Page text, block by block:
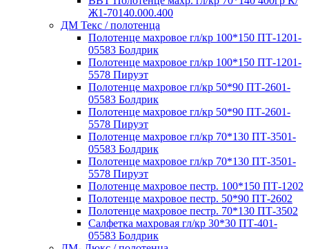
Ж1-70140.000.400
ДМ Текс / полотенца
Полотенце махровое гл/кр 100*150 ПТ-1201-
05583 Болдрик
Полотенце махровое гл/кр 100*150 ПТ-1201-
5578 Пируэт
Полотенце махровое гл/кр 50*90 ПТ-2601-
05583 Болдрик
Полотенце махровое гл/кр 50*90 ПТ-2601-
5578 Пируэт
Полотенце махровое гл/кр 70*130 ПТ-3501-
05583 Болдрик
Полотенце махровое гл/кр 70*130 ПТ-3501-
5578 Пируэт
Полотенце махровое пестр. 100*150 ПТ-1202
Полотенце махровое пестр. 50*90 ПТ-2602
Полотенце махровое пестр. 70*130 ПТ-3502
Салфетка махровая гл/кр 30*30 ПТ-401-
05583 Болдрик